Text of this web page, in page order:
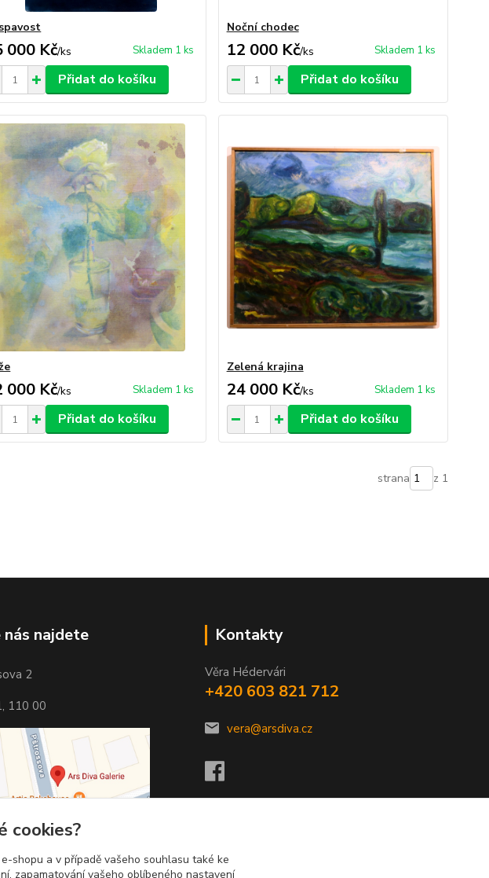
000 Kč/ks Skladem 1 ks
Přidat do košíku
Noční chodec
12 000 Kč/ks Skladem 1 ks
Přidat do košíku
000 Kč/ks Skladem 1 ks
Přidat do košíku
Zelená krajina
24 000 Kč/ks Skladem 1 ks
Přidat do košíku
strana z 1
nás najdete
2
110 00
Kontakty
Věra Hédervári
+420 603 821 712
vera@arsdiva.cz
cookies?
shopu a v případě vašeho souhlasu také ke
zapamatování vašeho oblíbeného nastavení